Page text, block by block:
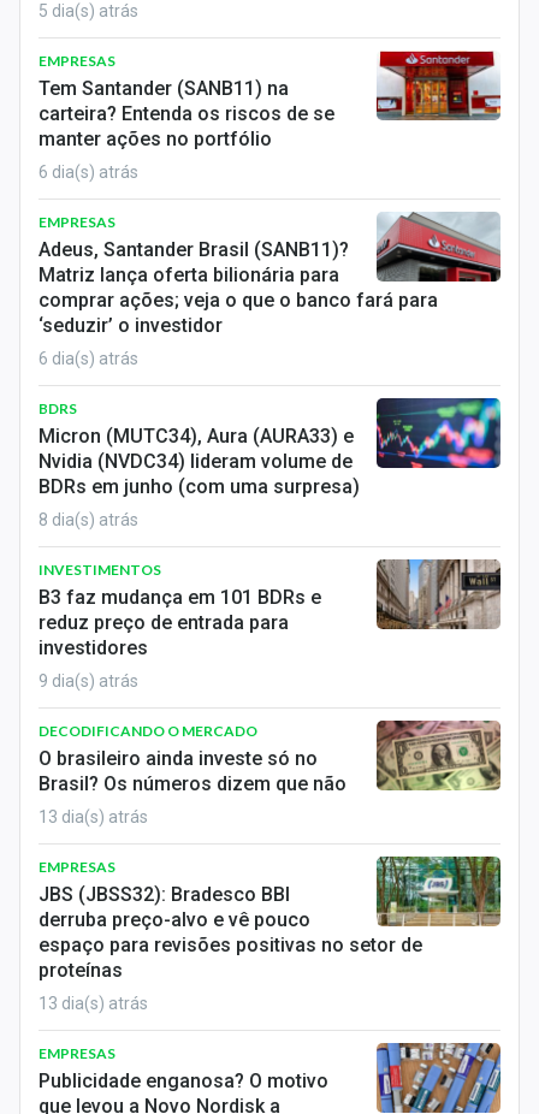
5 dia(s) atrás
EMPRESAS
Tem Santander (SANB11) na
carteira? Entenda os riscos de se
manter ações no portfólio
6 dia(s) atrás
EMPRESAS
Adeus, Santander Brasil (SANB11)?
Matriz lança oferta bilionária para
comprar ações; veja o que o banco fará para
‘seduzir’ o investidor
6 dia(s) atrás
BDRS
Micron (MUTC34), Aura (AURA33) e
Nvidia (NVDC34) lideram volume de
BDRs em junho (com uma surpresa)
8 dia(s) atrás
INVESTIMENTOS
B3 faz mudança em 101 BDRs e
reduz preço de entrada para
investidores
9 dia(s) atrás
DECODIFICANDO O MERCADO
O brasileiro ainda investe só no
Brasil? Os números dizem que não
13 dia(s) atrás
EMPRESAS
JBS (JBSS32): Bradesco BBI
derruba preço-alvo e vê pouco
espaço para revisões positivas no setor de
proteínas
13 dia(s) atrás
EMPRESAS
Publicidade enganosa? O motivo
que levou a Novo Nordisk a